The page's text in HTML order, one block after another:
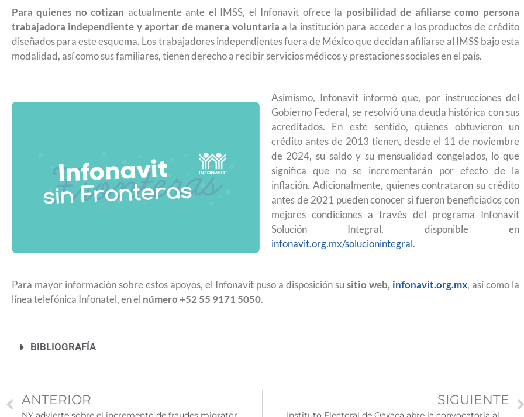
Para quienes no cotizan actualmente ante el IMSS, el Infonavit ofrece la posibilidad de afiliarse como persona
trabajadora independiente y aportar de manera voluntaria a la institución para acceder a los productos de crédito
diseñados para este esquema. Los trabajadores independientes fuera de México que decidan afiliarse al IMSS bajo esta
modalidad, así como sus familiares, tienen derecho a recibir servicios médicos y prestaciones sociales en el país.
Asimismo, Infonavit informó que, por instrucciones del
Gobierno Federal, se resolvió una deuda histórica con sus
acreditados. En este sentido, quienes obtuvieron un
crédito antes de 2013 tienen, desde el 11 de noviembre
de 2024, su saldo y su mensualidad congelados, lo que
significa que no se incrementarán por efecto de la
inflación. Adicionalmente, quienes contrataron su crédito
antes de 2021 pueden conocer si fueron beneficiados con
mejores condiciones a través del programa Infonavit
Solución Integral, disponible en
infonavit.org.mx/solucionintegral.
Para mayor información sobre estos apoyos, el Infonavit puso a disposición susitio web, infonavit.org.mx, así como la
línea telefónica Infonatel, en el número +52 55 9171 5050.
BIBLIOGRAFÍA
ANTERIOR SIGUIENTE
¿Cómo inscribirse a Jóvenes Construyendo el
Futuro para capacitarse al regresar a México?
Conoce los cursos de construcción en
para el Empleo
UNAM San Antonio abre cursos de preparación
2026